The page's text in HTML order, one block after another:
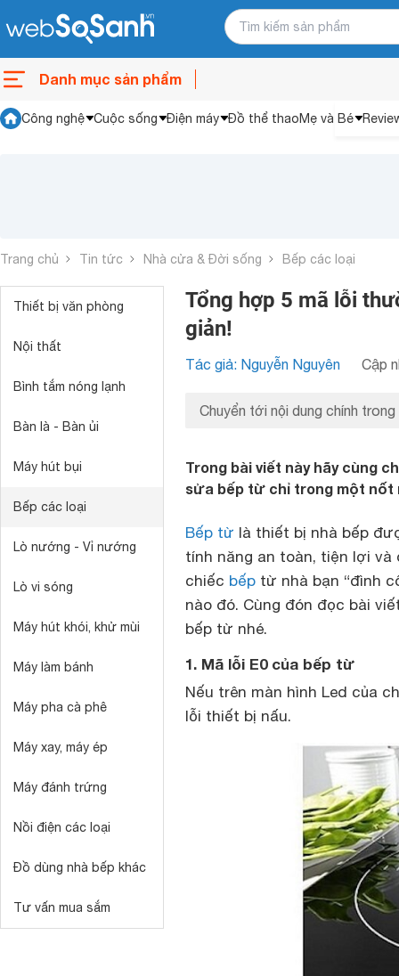
Danh mục sản phẩm
Công nghệ Cuộc sống Điện máy Đồ thể thaoMẹ và Bé
Trang chủ Tin tức Nhà cửa & Đời sống Bếp các loại
Thiết bị văn phòng
Nội thất
Bình tắm nóng lạnh
Bàn là - Bàn ủi
Máy hút bụi
Bếp các loại
Lò nướng - Vỉ nướng
Lò vi sóng
Máy hút khói, khử mùi
Máy làm bánh
Máy pha cà phê
Máy xay, máy ép
Máy đánh trứng
Nồi điện các loại
Đồ dùng nhà bếp khác
Tư vấn mua sắm
Tổng hợp 5 mã lỗi
giản!
Tác giả: Nguyễn Nguyên Cập
Chuyển tới nội dung chính trong
Trong bài viết này hãy cùng
sửa bếp từ chỉ trong một nốt
Bếp từ là thiết bị nhà bếp
tính năng an toàn, tiện lợi và
chiếc bếp từ nhà bạn “đình
nào đó. Cùng đón đọc bài
bếp từ nhé.
1. Mã lỗi E0 của bếp từ
Nếu trên màn hình Led của
lỗi thiết bị nấu.